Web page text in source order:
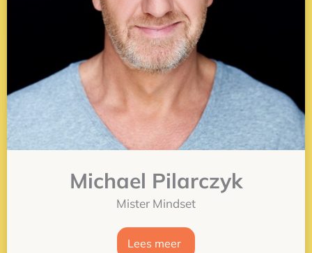
Michael Pilarczyk
Mister Mindset
Lees meer